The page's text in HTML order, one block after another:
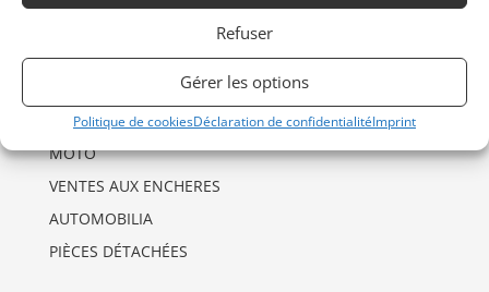
Refuser
Gérer les options
Politique de cookiesDéclaration de confidentialitéImprint
CATÉGORIES D’ANNONCES
DRAGSTER
MOTO
VENTES AUX ENCHERES
AUTOMOBILIA
PIÈCES DÉTACHÉES